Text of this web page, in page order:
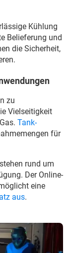
Kühlung
Belieferung und
die Sicherheit,
zu
Vielseitigkeit
Tank-
für
rund um
Der Online-
eine
aus.